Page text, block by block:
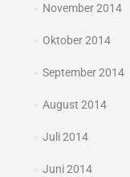
November 2014
Oktober 2014
September 2014
August 2014
Juli 2014
Juni 2014